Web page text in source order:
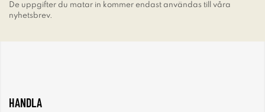
De uppgifter du matar in kommer endast användas till våra
nyhetsbrev.
HANDLA